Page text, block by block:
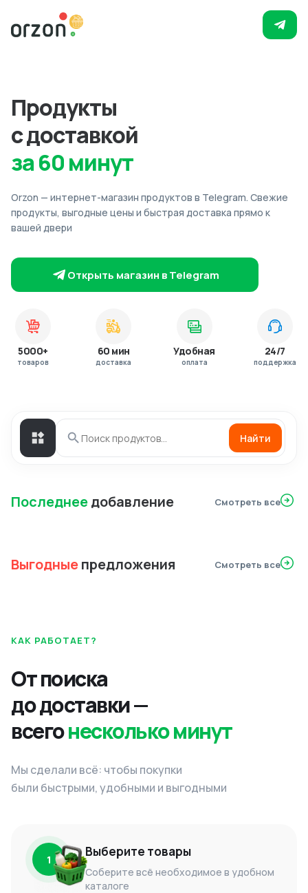
Продукты
с доставкой
за 60 минут
Orzon — интернет-магазин продуктов в Telegram. Свежие
продукты, выгодные цены и быстрая доставка прямо к
вашей двери
Открыть магазин в Telegram
5000+
товаров
60 мин
доставка
Удобная
оплата
24/7
поддержка
Найти
Последнеедобавление Смотреть все
Выгодныепредложения Смотреть все
КАК РАБОТАЕТ?
От поиска
до доставки —
всегонесколько минут
Мы сделали всё: чтобы покупки
были быстрыми, удобными и выгодными
1 Выберите товары
Соберите всё необходимое в удобном
каталоге